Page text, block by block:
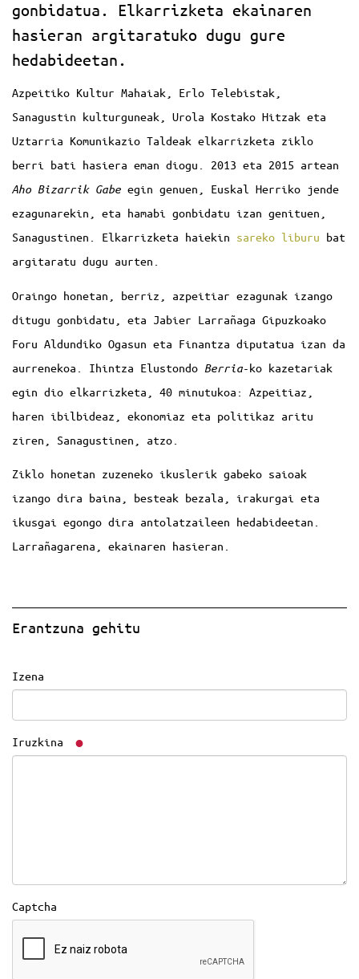
gonbidatua. Elkarrizketa ekainaren
hasieran argitaratuko dugu gure
hedabideetan.
Azpeitiko Kultur Mahaiak, Erlo Telebistak,
Sanagustin kulturguneak, Urola Kostako Hitzak eta
Uztarria Komunikazio Taldeak elkarrizketa ziklo
berri bati hasiera eman diogu. 2013 eta 2015 artean
Aho Bizarrik Gabe egin genuen, Euskal Herriko jende
ezagunarekin, eta hamabi gonbidatu izan genituen,
Sanagustinen. Elkarrizketa haiekin sareko liburu bat
argitaratu dugu aurten.
Oraingo honetan, berriz, azpeitiar ezagunak izango
ditugu gonbidatu, eta Jabier Larrañaga Gipuzkoako
Foru Aldundiko Ogasun eta Finantza diputatua izan da
aurrenekoa. Ihintza Elustondo Berria-ko kazetariak
egin dio elkarrizketa, 40 minutukoa: Azpeitiaz,
haren ibilbideaz, ekonomiaz eta politikaz aritu
ziren, Sanagustinen, atzo.
Ziklo honetan zuzeneko ikuslerik gabeko saioak
izango dira baina, besteak bezala, irakurgai eta
ikusgai egongo dira antolatzaileen hedabideetan.
Larrañagarena, ekainaren hasieran.
Erantzuna gehitu
Izena
Iruzkina
Captcha